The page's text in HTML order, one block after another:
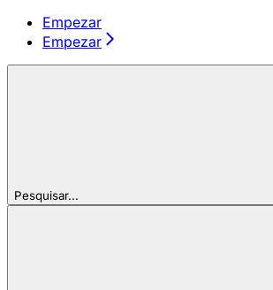
Empezar
Empezar
Pesquisar...